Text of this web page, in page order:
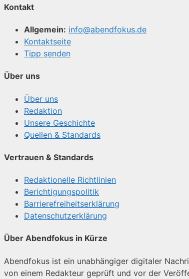
Kontakt
Allgemein: info@abendfokus.de
Kontaktseite
Tipp senden
Über uns
Über uns
Redaktion
Unsere Geschichte
Quellen & Standards
Vertrauen & Standards
Redaktionelle Richtlinien
Berichtigungspolitik
Barrierefreiheitserklärung
Datenschutzerklärung
Über Abendfokus in Kürze
Abendfokus ist ein unabhängiger digitaler
von einem Redakteur geprüft und vor der